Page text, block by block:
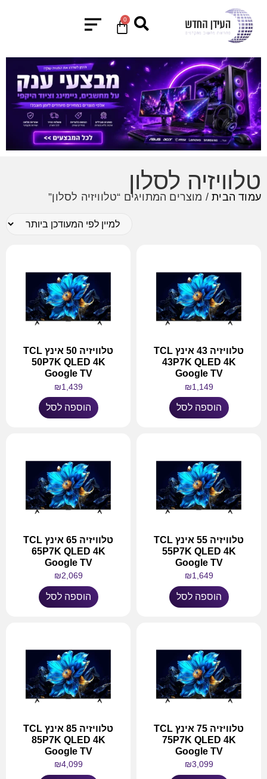
0
טלוויזיה לסלון
עמוד הבית/ מוצרים המתויגים “טלוויזיה לסלון”
טלוויזיה 43 אינץ TCL
43P7K QLED 4K
Google TV
₪1,149
הוספה לסל
טלוויזיה 50 אינץ TCL
50P7K QLED 4K
Google TV
₪1,439
הוספה לסל
טלוויזיה 55 אינץ TCL
55P7K QLED 4K
Google TV
₪1,649
הוספה לסל
טלוויזיה 65 אינץ TCL
65P7K QLED 4K
Google TV
₪2,069
הוספה לסל
טלוויזיה 75 אינץ TCL
75P7K QLED 4K
Google TV
₪3,099
טלוויזיה 85 אינץ TCL
85P7K QLED 4K
Google TV
₪4,099